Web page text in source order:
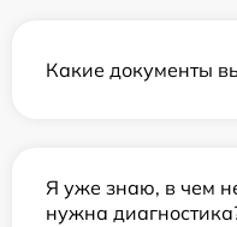
Какие документы
Я уже знаю, в чем
нужна